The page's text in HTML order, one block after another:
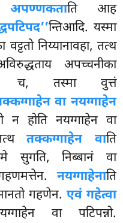
अपण्णकताति आह
न्तिआदि. यस्मा
निय्यानावहा, तत्थ
अपच्चनीका
च, तस्मा वुत्तं
वा नयग्गाहेन
न होति नयग्गाहेन वा
तत्थतक्कग्गाहेन वाति
सुगति, निब्बानं वा
नयग्गाहेनाति
गहणेन. एवं गहेत्वा
वा पटिपन्नो.